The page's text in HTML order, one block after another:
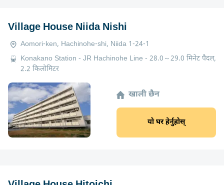
Village House Niida Nishi
Aomori-ken, Hachinohe-shi, Niida 1-24-1
Konakano Station - JR Hachinohe Line - 28.0～29.0 मिनेट पैदल,
2.2 किलोमिटर
खाली छैन
यो घर हेर्नुहोस्